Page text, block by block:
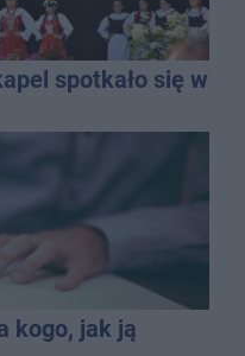
spotkało się w
kogo, jak ją